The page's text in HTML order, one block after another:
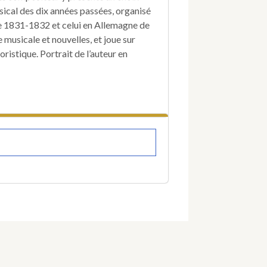
et
Weber.
des dix années passées, organisé
1831-1832 et celui en Allemagne de
et nouvelles, et joue sur
Portrait de l’auteur en